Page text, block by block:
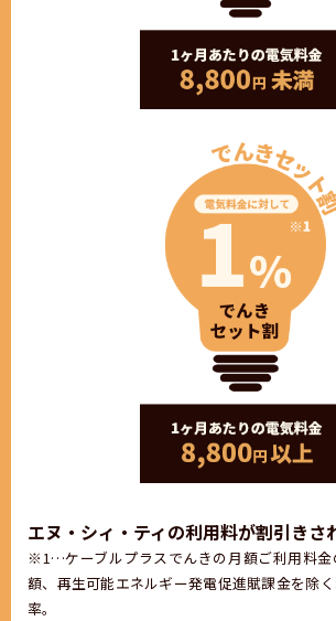
エヌ・シィ・ティの利用料が割引きさ
※1…ケーブルプラスでんきの月額ご利用料金
額、再生可能エネルギー発電促進賦課金を除
率。